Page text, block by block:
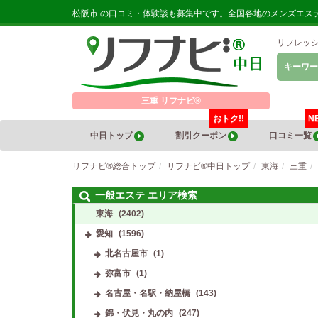
松阪市 の口コミ・体験談も募集中です。全国各地のメンズエ
三重 リフナビ®
リフレッ
キーワ
中日トップ 割引クーポン
おトク!!
口コミ一覧
リフナビ®総合トップ リフナビ®中日トップ 東海 三重
一般エステ エリア検索
東海 (2402)
愛知 (1596)
北名古屋市
(1)
弥富市
(1)
名古屋・名駅・納屋橋
(143)
錦・伏見・丸の内
(247)